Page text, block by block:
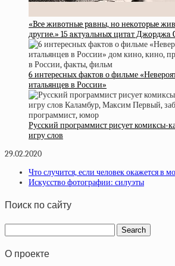
«Bce живoтныe paвны, нo нeкoтopыe
дpугиe.» 15 aктуaльныx цитaт Джopджa
6 интересных фактов о фильме
итальянцев в России»
Русский программист рисует комиксы-
игру слов
29.02.2020
Что случится, если человек окажется в
Искусство фотографии: силуэты
Поиск по сайту
О проекте